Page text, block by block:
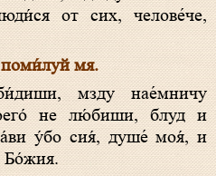
от сих, челове́че,
мя.
не лю́биши, блуд и
у́бо сия́, душе́ моя́, и
Бо́­жия.